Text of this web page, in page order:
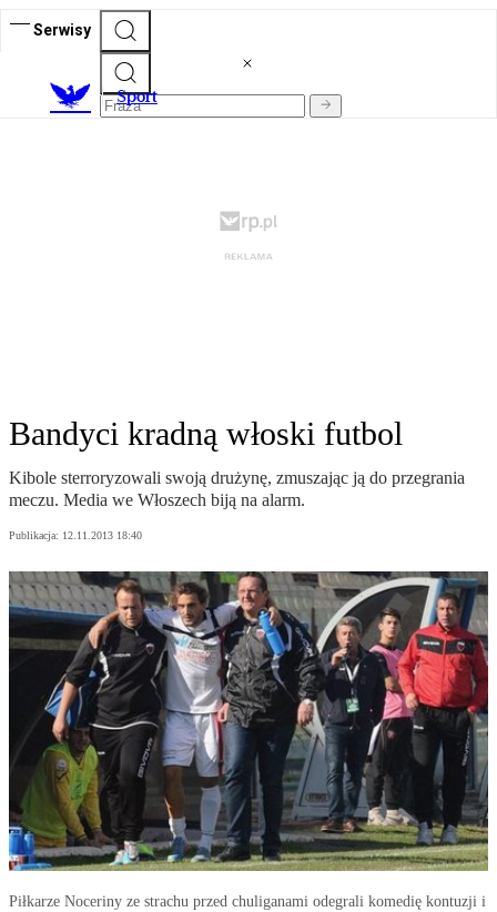
Serwisy
Sport
Bandyci kradną włoski futbol
Kibole sterroryzowali swoją drużynę, zmuszając ją do przegrania
meczu. Media we Włoszech biją na alarm.
Publikacja: 12.11.2013 18:40
Piłkarze Noceriny ze strachu przed chuliganami odegrali komedię kontuzji i